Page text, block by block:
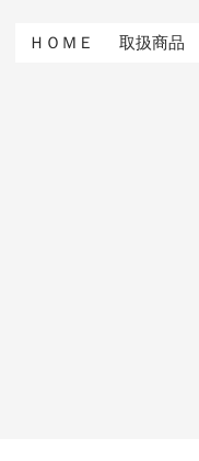
ＨＯＭＥ 取扱商品